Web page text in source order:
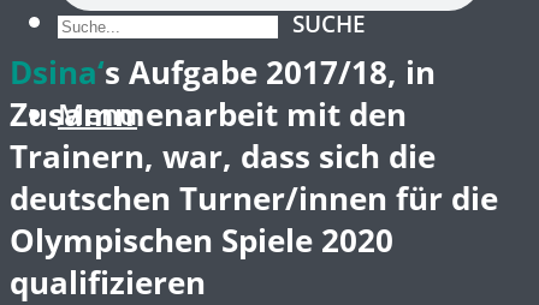
SUCHE
Menu
Dsina‘s Aufgabe 2017/18, in
Zusammenarbeit mit den
Trainern, war, dass sich die
deutschen Turner/innen für die
Olympischen Spiele 2020
qualifizieren